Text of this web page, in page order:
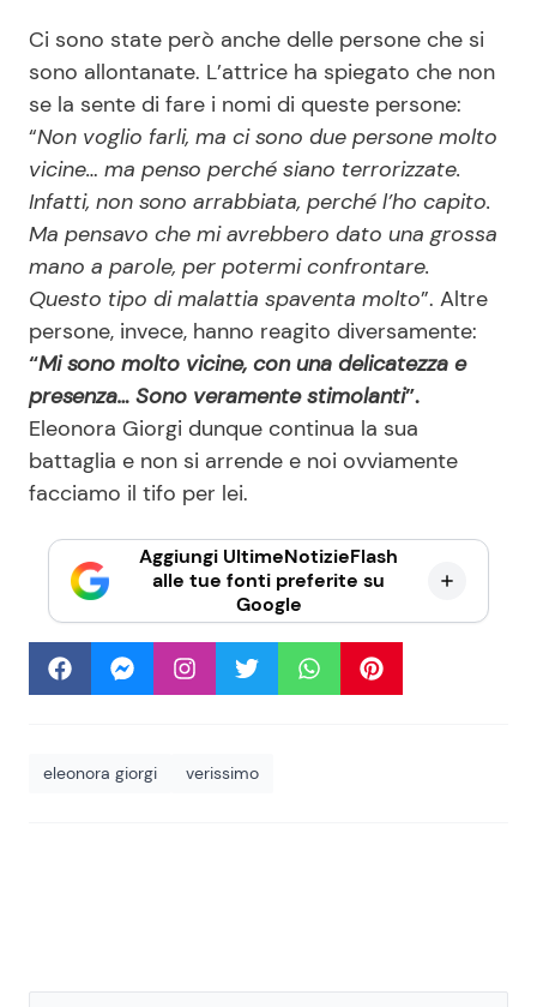
Ci sono state però anche delle persone che si
sono allontanate. L’attrice ha spiegato che non
se la sente di fare i nomi di queste persone:
“Non voglio farli, ma ci sono due persone molto
vicine… ma penso perché siano terrorizzate.
Infatti, non sono arrabbiata, perché l’ho capito.
Ma pensavo che mi avrebbero dato una grossa
mano a parole, per potermi confrontare.
Questo tipo di malattia spaventa molto”. Altre
persone, invece, hanno reagito diversamente:
“Mi sono molto vicine, con una delicatezza e
presenza… Sono veramente stimolanti”.
Eleonora Giorgi dunque continua la sua
battaglia e non si arrende e noi ovviamente
facciamo il tifo per lei.
Aggiungi UltimeNotizieFlash
alle tue fonti preferite su
Google
eleonora giorgi verissimo